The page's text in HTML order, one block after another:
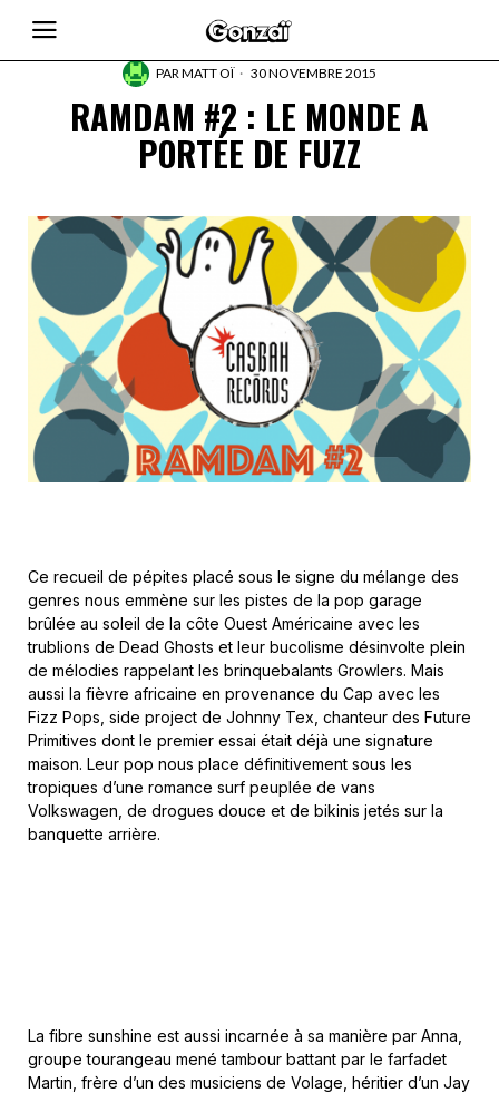
PARMATT OÏ 30 NOVEMBRE 2015
RAMDAM #2 : LE MONDE A
PORTÉE DE FUZZ
Ce recueil de pépites placé sous le signe du mélange des
genres nous emmène sur les pistes de la pop garage
brûlée au soleil de la côte Ouest Américaine avec les
trublions de Dead Ghosts et leur bucolisme désinvolte plein
de mélodies rappelant les brinquebalants Growlers. Mais
aussi la fièvre africaine en provenance du Cap avec les
Fizz Pops, side project de Johnny Tex, chanteur des Future
Primitives dont le premier essai était déjà une signature
maison. Leur pop nous place définitivement sous les
tropiques d’une romance surf peuplée de vans
Volkswagen, de drogues douce et de bikinis jetés sur la
banquette arrière.
La fibre sunshine est aussi incarnée à sa manière par Anna,
groupe tourangeau mené tambour battant par le farfadet
Martin, frère d’un des musiciens de Volage, héritier d’un Jay